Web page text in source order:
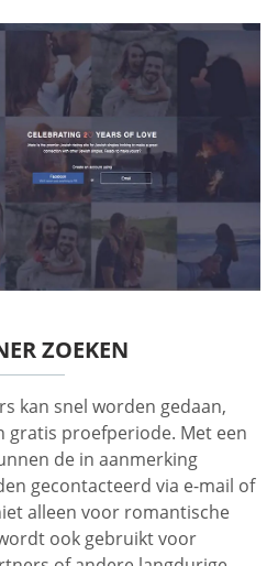
ZOEKEN
kan snel worden gedaan,
gratis proefperiode. Met een
de in aanmerking
gecontacteerd via e-mail of
alleen voor romantische
ook gebruikt voor